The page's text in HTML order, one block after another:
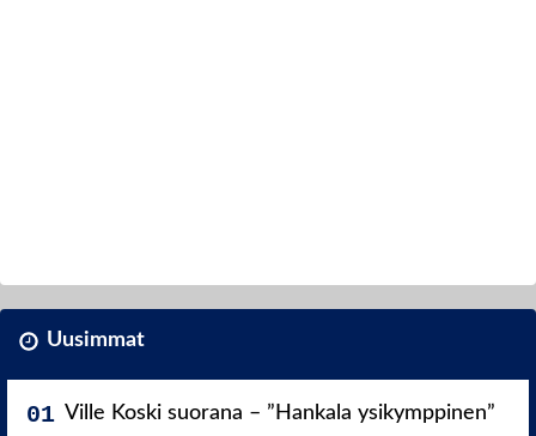
Uusimmat
Ville Koski suorana – ”Hankala ysikymppinen”